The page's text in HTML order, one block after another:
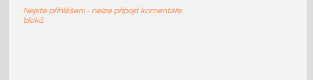
Sezení
Nejste přihlášeni - nelze připojit komentáře
bloků